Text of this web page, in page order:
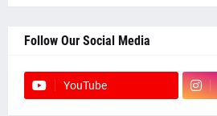
Follow Our Social Media
YouTube